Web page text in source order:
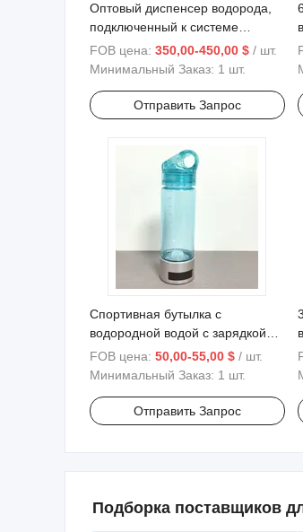
Оптовый диспенсер водорода,
подключенный к системе
обратного осмоса для офисов
FOB цена: 350,00-450,00 $ / шт.
Минимальный Заказ: 1 шт.
Отправить Запрос
Спортивная бутылка с
водородной водой с зарядкой
через USB, работающая от
батареи
FOB цена: 50,00-55,00 $ / шт.
Минимальный Заказ: 1 шт.
Отправить Запрос
Подборка поставщиков